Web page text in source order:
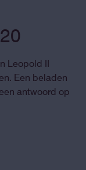
Leopold II
Een beladen
antwoord op